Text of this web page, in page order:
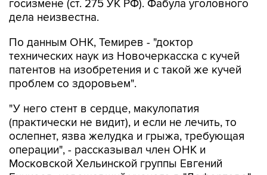
По данным ОНК, Темирев - "доктор
патентов на изобретения и с такой же кучей
проблем со здоровьем".
"У него стент в сердце, макулопатия
ослепнет, язва желудка и грыжа, требующая
операции", - рассказывал член ОНК и
Московской Хельинской группы Евгений
Еникеев, навещавший ученого в "Лефортово".